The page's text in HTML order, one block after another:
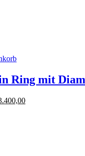
Ring mit
Aktueller